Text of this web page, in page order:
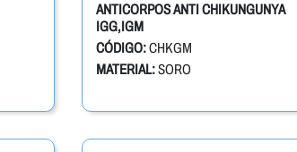
ANTICORPOS ANTI CHIKUNGUNYA
IGG,IGM
CÓDIGO:CHKGM
MATERIAL:SORO